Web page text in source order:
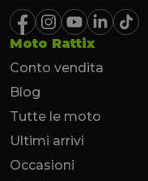
Moto Rattix
Conto vendita
Blog
Tutte le moto
Ultimi arrivi
Occasioni